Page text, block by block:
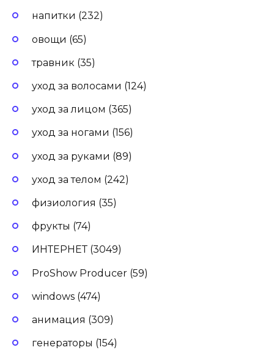
напитки (232)
овощи (65)
травник (35)
уход за волосами (124)
уход за лицом (365)
уход за ногами (156)
уход за руками (89)
уход за телом (242)
физиология (35)
фрукты (74)
ИНТЕРНЕТ (3049)
ProShow Producer (59)
windows (474)
анимация (309)
генераторы (154)